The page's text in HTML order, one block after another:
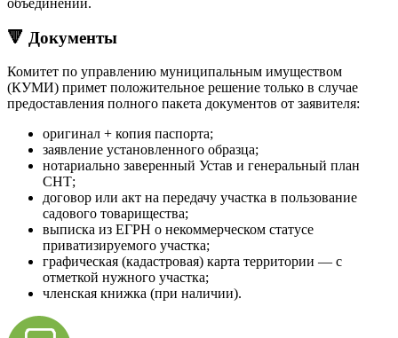
🔻 Документы
Комитет по управлению муниципальным имуществом
(КУМИ) примет положительное решение только в случае
предоставления полного пакета документов от заявителя:
оригинал + копия паспорта;
заявление установленного образца;
нотариально заверенный Устав и генеральный план
СНТ;
договор или акт на передачу участка в пользование
садового товарищества;
выписка из ЕГРН о некоммерческом статусе
приватизируемого участка;
графическая (кадастровая) карта территории — с
отметкой нужного участка;
членская книжка (при наличии).